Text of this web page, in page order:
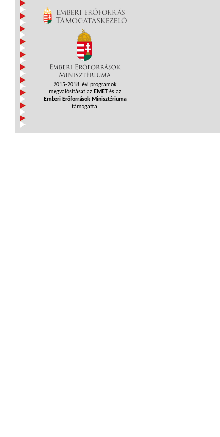
2015-2018. évi programok
megvalósítását az EMET és az
Emberi Erőforrások Minisztériuma
támogatta.